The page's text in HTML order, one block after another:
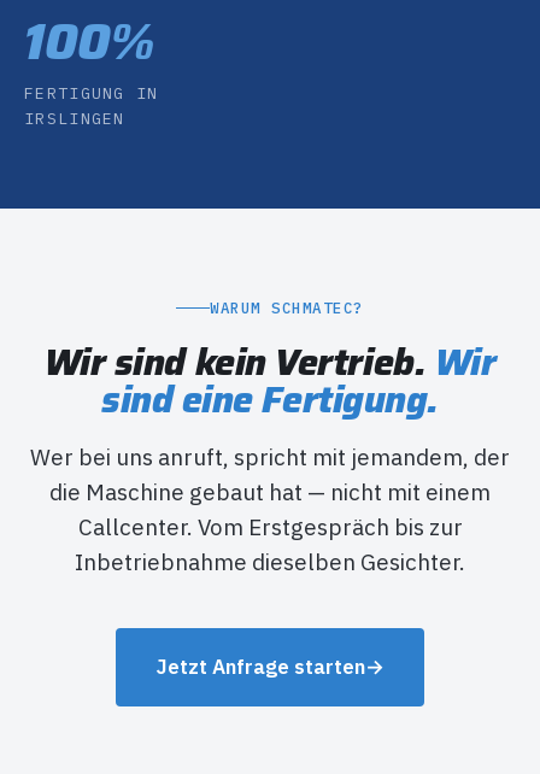
100%
FERTIGUNG IN
IRSLINGEN
WARUM SCHMATEC?
Wir sind kein Vertrieb. Wir
sind eine Fertigung.
Wer bei uns anruft, spricht mit jemandem, der
die Maschine gebaut hat — nicht mit einem
Callcenter. Vom Erstgespräch bis zur
Inbetriebnahme dieselben Gesichter.
Jetzt Anfrage starten→